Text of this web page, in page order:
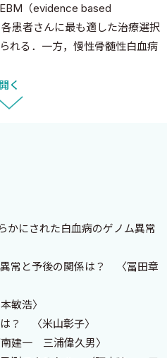
（evidence based
患者さんに最も適した治療選択
れる．一方，慢性骨髄性白血病
抗性例に対する次の治療選択，
どが求められる．また，骨髄異
害薬，エリスロポエチン製剤が
極めて多様化している．
であるかどうか迷わざるを得な
子として出版し，現在は改訂第
ガイドラインは診断，治療アル
から構成され，白血病の項目は
かし，本ガイドラインでは紙面
を掲載しきれず，また，記載内
た部分も多い．
日常診療で白血病治療を行う
べく，特に造血器腫瘍診療ガイ
開く
かにされた白血病のゲノム異常
常と予後の関係は？ 〈冨田章
敏浩〉
？ 〈米山彰子〉
建一 三浦偉久男〉